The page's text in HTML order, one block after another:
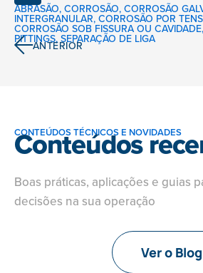
ABRASÃO, CORROSÃO, CORROSÃO
INTERGRANULAR, CORROSÃO POR
CORROSÃO SOB FISSURA OU CAVIDADE,
PITTINGS, SEPARAÇÃO DE LIGA
ANTERIOR
CONTEÚDOS TÉCNICOS E NOVIDADES
Conteúdos
Boas práticas, aplicações e guias
decisões na sua operação
Ver o